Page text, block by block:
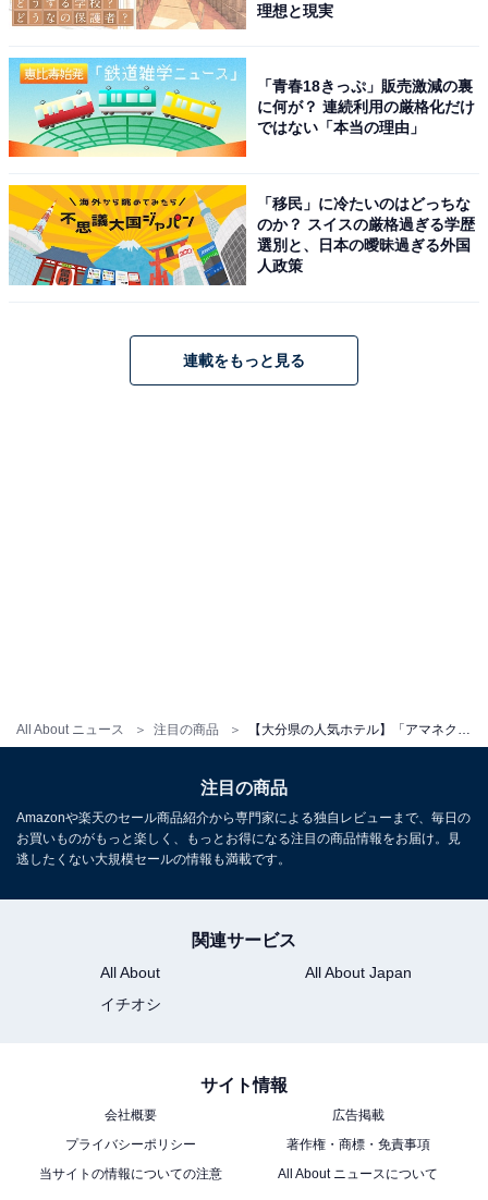
All About ニュース 注目の商品
アクセス・料金・宿泊情報は？
チェックイン・チェックアウト
チェックアウト：12:00
※プランにより時間が異なる可能性があります
また、記事中の宿泊プランを予約すると、売上の一部が
オールアバウトに還元されることがあります。
【山形県の人気ホテル】「温海温泉 萬国屋」は
創業300余年の歴史と庭園露天風呂が魅力
理想と現実
「青春18きっぷ」販売激減の裏
に何が？ 連続利用の厳格化だけ
ではない「本当の理由」
「移民」に冷たいのはどっちな
のか？ スイスの厳格過ぎる学歴
選別と、日本の曖昧過ぎる外国
人政策
連載をもっと見る
注目の商品
Amazonや楽天のセール商品紹介から専門家による独自レビューまで、毎日の
お買いものがもっと楽しく、もっとお得になる注目の商品情報をお届け。見
逃したくない大規模セールの情報も満載です。
関連サービス
All About
All About Japan
イチオシ
サイト情報
会社概要
広告掲載
プライバシーポリシー
著作権・商標・免責事項
当サイトの情報についての注意
All About ニュースについて